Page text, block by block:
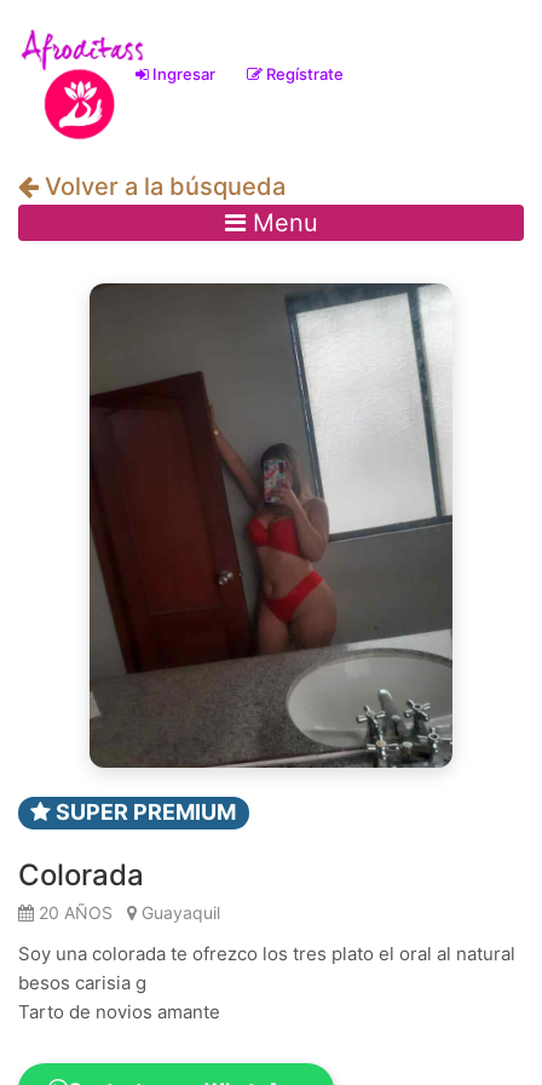
Ingresar Regístrate
Volver a la búsqueda
Menu
SUPER PREMIUM
Colorada
20 AÑOS Guayaquil
Soy una colorada te ofrezco los tres plato el oral al natural
besos carisia g
Tarto de novios amante